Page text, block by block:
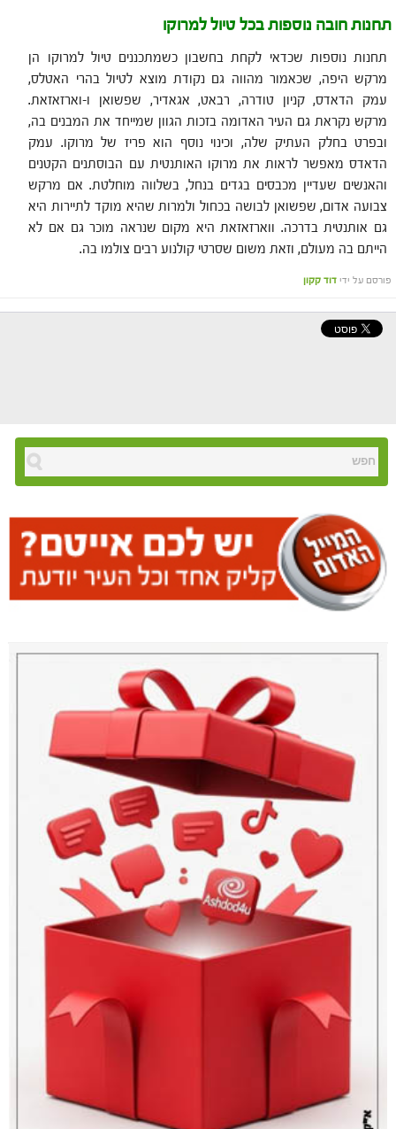
תחנות חובה נוספות בכל טיול למרוקו
תחנות נוספות שכדאי לקחת בחשבון כשמתכננים טיול למרוקו הן
מרקש היפה, שכאמור מהווה גם נקודת מוצא לטיול בהרי האטלס,
עמק הדאדס, קניון טודרה, רבאט, אגאדיר, שפשואן ו-וארזאזאת.
מרקש נקראת גם העיר האדומה בזכות הגוון שמייחד את המבנים בה,
ובפרט בחלק העתיק שלה, וכינוי נוסף הוא פריז של מרוקו. עמק
הדאדס מאפשר לראות את מרוקו האותנטית עם הבוסתנים הקטנים
והאנשים שעדיין מכבסים בגדים בנחל, בשלווה מוחלטת. אם מרקש
צבועה אדום, שפשואן לבושה בכחול ולמרות שהיא מוקד לתיירות היא
גם אותנטית בדרכה. ווארזאזאת היא מקום שנראה מוכר גם אם לא
הייתם בה מעולם, וזאת משום שסרטי קולנוע רבים צולמו בה.
פורסם על ידי דוד קקון